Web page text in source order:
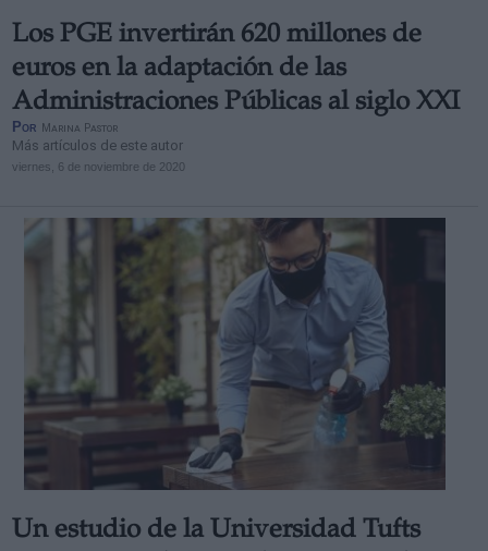
Los PGE invertirán 620 millones de
euros en la adaptación de las
Administraciones Públicas al siglo XXI
Por Marina Pastor
Más artículos de este autor
viernes, 6 de noviembre de 2020
Un estudio de la Universidad Tufts